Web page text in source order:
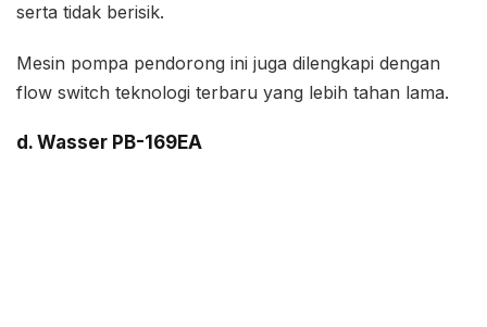
serta tidak berisik.
Mesin pompa pendorong ini juga dilengkapi dengan
flow switch teknologi terbaru yang lebih tahan lama.
d. Wasser PB-169EA